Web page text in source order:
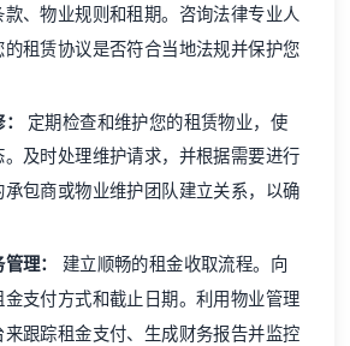
、物业规则和租期。咨询法律专业人
租赁协议是否符合当地法规并保护您
定期检查和维护您的租赁物业，使
及时处理维护请求，并根据需要进行
包商或物业维护团队建立关系，以确
理：
建立顺畅的租金收取流程。向
支付方式和截止日期。利用物业管理
跟踪租金支付、生成财务报告并监控